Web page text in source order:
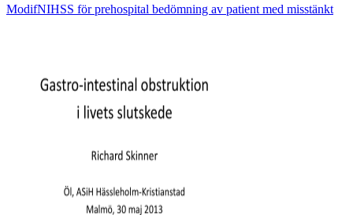
ModifNIHSS för prehospital bedömning av patient med misstänkt